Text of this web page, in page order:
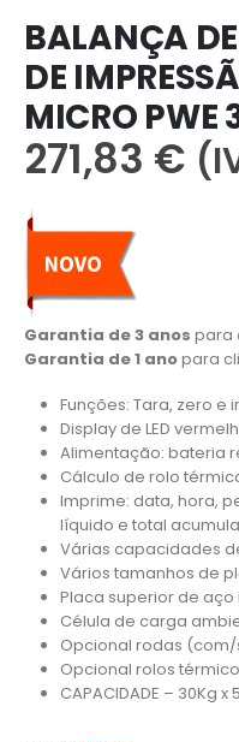
BALANÇA
DE
MICRO
271,83 €
Garantia de 3 anos para
Garantia de 1 anopara
Funções: Tara, zero e
Display de LED
Alimentação: bateria
Cálculo de rolo
Imprime: data, hora,
líquido e total
Várias capacidades
Vários tamanhos de
Placa superior de
Célula de carga
Opcional rodas
Opcional rolos
CAPACIDADE – 30Kg x